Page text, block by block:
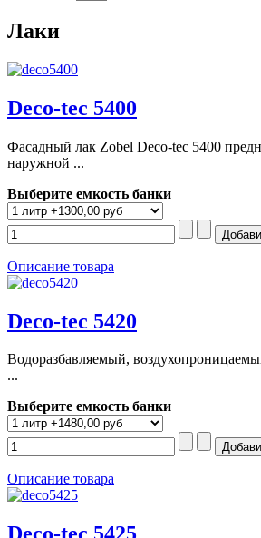
Лаки
Deco-tec 5400
Фасадный лак Zobel Deco-tec 5400
наружной ...
Выберите емкость банки
Описание товара
Deco-tec 5420
Водоразбавляемый,
...
Выберите емкость банки
Описание товара